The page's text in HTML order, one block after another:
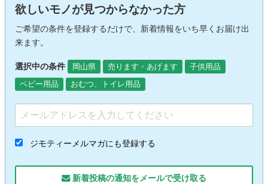
欲しいモノが見つからなかった方
ご希望の条件を登録するだけで、新着情報をいち早くお届け出
来ます。
選択中の条件 岡山県 売ります・あげます
子供用品
ベビー用品
おむつ、トイレ用品
ジモティーメルマガにも登録する
新着投稿の通知をメールで受け取る